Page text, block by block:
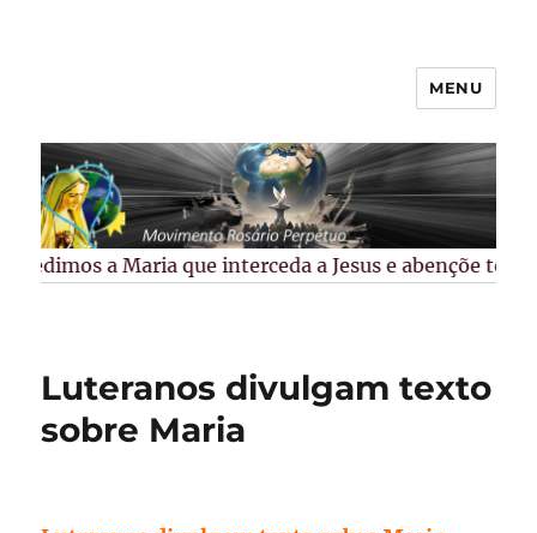
Guarapuava/PR
MENU
Pedimos a Maria que interceda a Jesus e abençõe
Luteranos divulgam texto
sobre Maria